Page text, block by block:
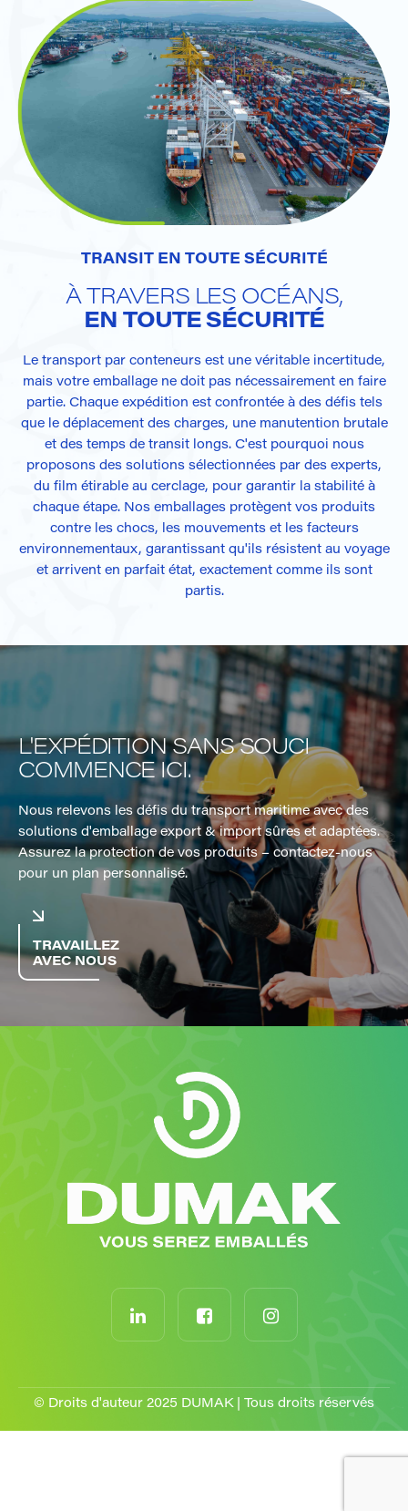
TRANSIT EN TOUTE SÉCURITÉ
À TRAVERS LES OCÉANS,
EN TOUTE SÉCURITÉ
Le transport par conteneurs est une véritable incertitude,
mais votre emballage ne doit pas nécessairement en faire
partie. Chaque expédition est confrontée à des défis tels
que le déplacement des charges, une manutention brutale
et des temps de transit longs. C'est pourquoi nous
proposons des solutions sélectionnées par des experts,
du film étirable au cerclage, pour garantir la stabilité à
chaque étape. Nos emballages protègent vos produits
contre les chocs, les mouvements et les facteurs
environnementaux, garantissant qu'ils résistent au voyage
et arrivent en parfait état, exactement comme ils sont
partis.
L'EXPÉDITION SANS SOUCI
COMMENCE ICI.
Nous relevons les défis du transport maritime avec des
solutions d'emballage export & import sûres et adaptées.
Assurez la protection de vos produits – contactez-nous
pour un plan personnalisé.
TRAVAILLEZ
AVEC NOUS
© Droits d'auteur 2025 DUMAK | Tous droits réservés